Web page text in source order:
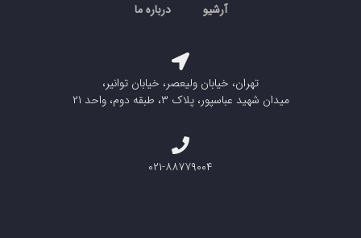
آرشیو درباره ما
تهران، خیابان ولیعصر، خیابان توانیر،
میدان شهید عباسپور، پلاک ۳، طبقه دوم، واحد ۲۱
۰۲۱-۸۸۷۷۹۰۰۴